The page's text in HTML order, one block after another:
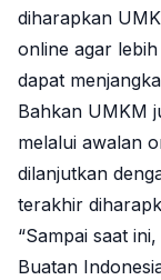
diharapkan
online agar
dapat
Bahkan UMKM
melalui awalan
dilanjutkan
terakhir
“Sampai saat
Buatan